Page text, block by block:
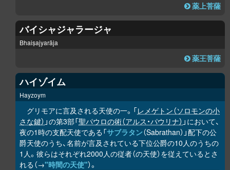
薬上菩薩
バイシャジャラージャ
Bhaiṣajyarāja
薬王菩薩
ハイゾイム
Hayzoym
グリモアに言及される天使の一。「レメゲトン（ソロモンの小
さな鍵） 」の第3部「聖パウロの術（アルス・パウリナ） 」において、
夜の1時の支配天使である「サブラタン（Sabrathan）」配下の公
爵天使のうち、名前が言及されている下位公爵の10人のうちの
1人。彼らはそれぞれ2000人の従者（の天使）を従えているとさ
れる（→"時間の天使"）。